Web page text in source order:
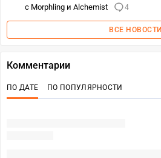
с Morphling и Alchemist
4
ВСЕ НОВОСТИ
Комментарии
ПО ДАТЕ ПО ПОПУЛЯРНОСТИ